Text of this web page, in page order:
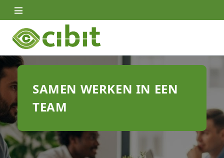
Skip
to
main
content
SAMEN WERKEN IN EEN
TEAM